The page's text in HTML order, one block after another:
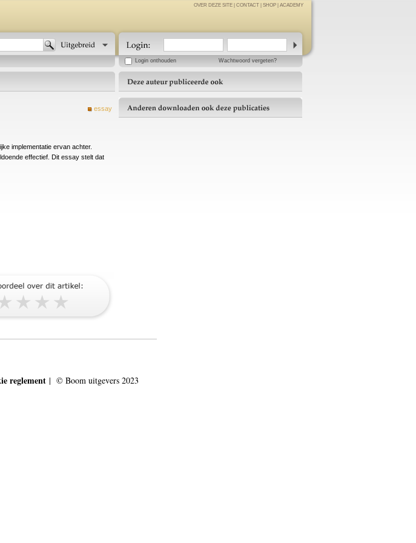
OVER DEZE SITE CONTACT SHOP ACADEMY
Login onthouden Wachtwoord vergeten?
essay
implementatie ervan achter.
effectief. Dit essay stelt dat
reglement | © Boom uitgevers 2023